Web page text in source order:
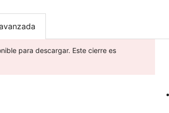
para descargar. Este cierre es